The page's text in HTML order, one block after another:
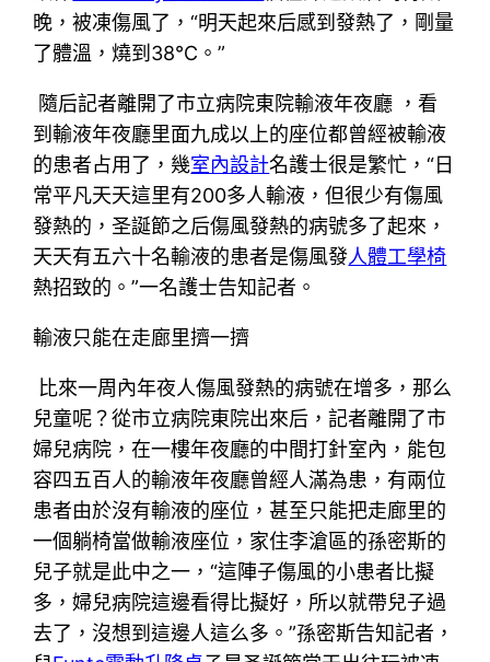
晚，被凍傷風了，“明天起來后感到發熱了，剛量
了體溫，燒到38℃。”
隨后記者離開了市立病院東院輸液年夜廳 ，看
到輸液年夜廳里面九成以上的座位都曾經被輸液
的患者占用了，幾室內設計名護士很是繁忙，“日
常平凡天天這里有200多人輸液，但很少有傷風
發熱的，圣誕節之后傷風發熱的病號多了起來，
天天有五六十名輸液的患者是傷風發人體工學椅
熱招致的。”一名護士告知記者。
輸液只能在走廊里擠一擠
比來一周內年夜人傷風發熱的病號在增多，那么
兒童呢？從市立病院東院出來后，記者離開了市
婦兒病院，在一樓年夜廳的中間打針室內，能包
容四五百人的輸液年夜廳曾經人滿為患，有兩位
患者由於沒有輸液的座位，甚至只能把走廊里的
一個躺椅當做輸液座位，家住李滄區的孫密斯的
兒子就是此中之一，“這陣子傷風的小患者比擬
多，婦兒病院這邊看得比擬好，所以就帶兒子過
去了，沒想到這邊人這么多。”孫密斯告知記者，